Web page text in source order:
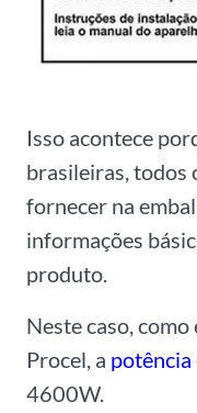
Isso acontece
brasileiras, todos
fornecer na
informações
produto.
Neste caso,
Procel, a potência
4600W.